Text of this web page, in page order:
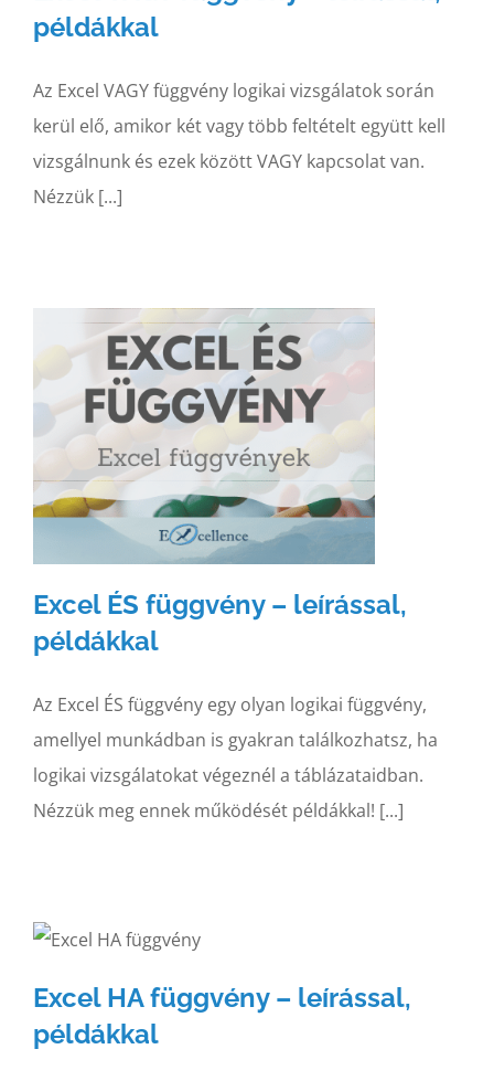
példákkal
Az Excel VAGY függvény logikai vizsgálatok során
kerül elő, amikor két vagy több feltételt együtt kell
vizsgálnunk és ezek között VAGY kapcsolat van.
Nézzük [...]
Excel ÉS függvény – leírással,
példákkal
Az Excel ÉS függvény egy olyan logikai függvény,
amellyel munkádban is gyakran találkozhatsz, ha
logikai vizsgálatokat végeznél a táblázataidban.
Nézzük meg ennek működését példákkal! [...]
Excel HA függvény – leírással,
példákkal